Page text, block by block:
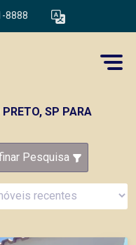
8888
SP PARA
Pesquisa